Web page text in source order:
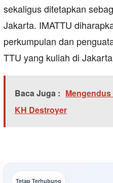
sekaligus ditetapkan
Jakarta. IMATTU
perkumpulan dan
TTU yang kuliah di
Baca Juga :
KH Destroyer
Tetap Terhubung